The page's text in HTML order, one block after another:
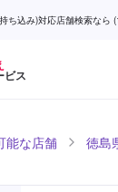
ち込み)対応店舗検索なら
ビス
能な店舗 徳島